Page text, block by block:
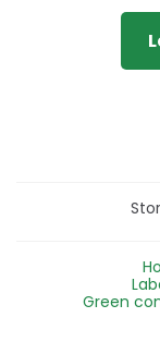
Green